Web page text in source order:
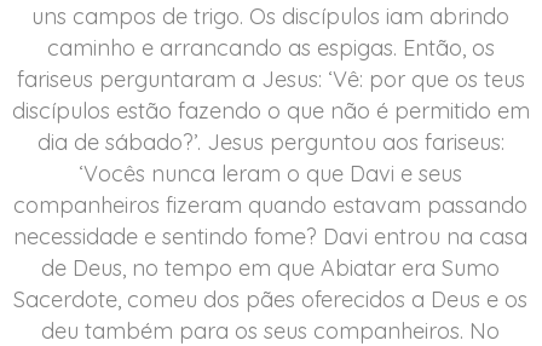
uns campos de trigo. Os discípulos iam abrindo
caminho e arrancando as espigas. Então, os
fariseus perguntaram a Jesus: ‘Vê: por que os teus
discípulos estão fazendo o que não é permitido em
dia de sábado?’. Jesus perguntou aos fariseus:
‘Vocês nunca leram o que Davi e seus
companheiros fizeram quando estavam passando
necessidade e sentindo fome? Davi entrou na casa
de Deus, no tempo em que Abiatar era Sumo
Sacerdote, comeu dos pães oferecidos a Deus e os
deu também para os seus companheiros. No